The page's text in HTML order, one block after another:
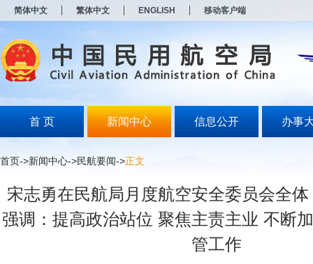
简体中文 繁体中文 ENGLISH 移动客户端
首 页 新闻中心 信息公开 办事
首页->新闻中心->民航要闻->正文
宋志勇在民航局月度航空安全委员会全
强调：提高政治站位 聚焦主责主业 不断
管工作
打
开
无
障
说
按
Alt
波
键
打